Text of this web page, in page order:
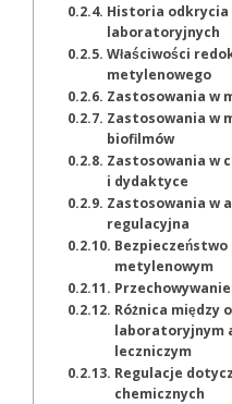
Historia odkrycia
laboratoryjnych
Właściwości
metylenowego
Zastosowania w
Zastosowania w
biofilmów
Zastosowania w
i dydaktyce
Zastosowania w
regulacyjna
Bezpieczeństwo
metylenowym
Przechowywanie
Różnica między
laboratoryjnym
leczniczym
Regulacje
chemicznych